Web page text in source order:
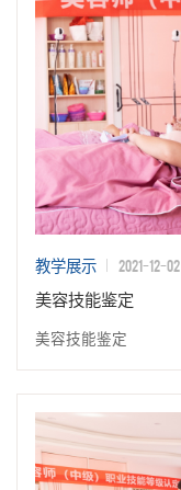
教学展示 2021-12-02
美容技能鉴定
美容技能鉴定